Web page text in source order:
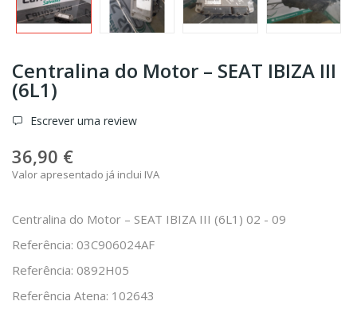
Centralina do Motor – SEAT IBIZA III
(6L1)
Escrever uma review
36,90 €
Valor apresentado já inclui IVA
Centralina do Motor – SEAT IBIZA III (6L1) 02 - 09
Referência: 03C906024AF
Referência: 0892H05
Referência Atena: 102643